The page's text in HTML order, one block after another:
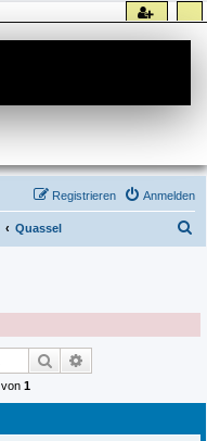
Anmelden
Registrieren
Quassel
Suche
von 1